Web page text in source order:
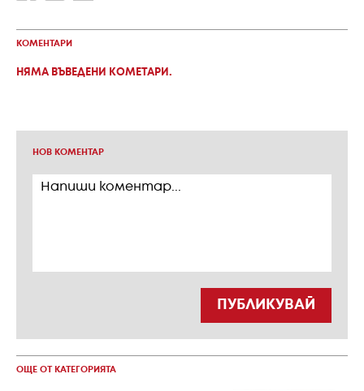
КОМЕНТАРИ
НЯМА ВЪВЕДЕНИ КОМЕТАРИ.
НОВ КОМЕНТАР
ПУБЛИКУВАЙ
ОЩЕ ОТ КАТЕГОРИЯТА